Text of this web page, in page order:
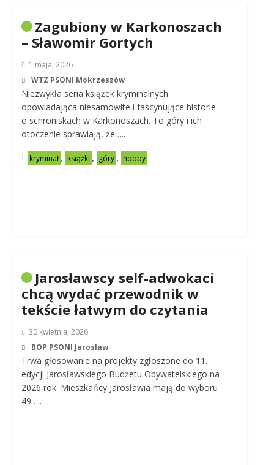
Zagubiony w Karkonoszach
– Sławomir Gortych
1 maja, 2026
WTZ PSONI Mokrzeszów
Niezwykła seria książek kryminalnych
opowiadająca niesamowite i fascynujące historie
o schroniskach w Karkonoszach. To góry i ich
otoczenie sprawiają, że…..
kryminał , książki , góry , hobby
Jarosławscy self-adwokaci
chcą wydać przewodnik w
tekście łatwym do czytania
30 kwietnia, 2026
BOP PSONI Jarosław
Trwa głosowanie na projekty zgłoszone do 11.
edycji Jarosławskiego Budżetu Obywatelskiego na
2026 rok. Mieszkańcy Jarosławia mają do wyboru
49…..